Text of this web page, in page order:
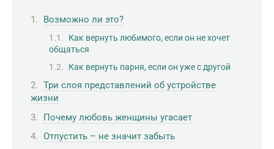
Возможно ли это?
Как вернуть любимого, если он не хочет
общаться
Как вернуть парня, если он уже с другой
Три слоя представлений об устройстве
жизни
Почему любовь женщины угасает
Отпустить – не значит забыть